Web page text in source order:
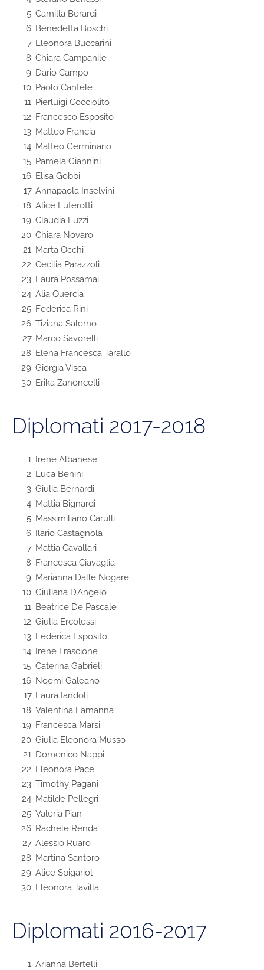
Camilla Berardi
Benedetta Boschi
Eleonora Buccarini
Chiara Campanile
Dario Campo
Paolo Cantele
Pierluigi Cocciolito
Francesco Esposito
Matteo Francia
Matteo Germinario
Pamela Giannini
Elisa Gobbi
Annapaola Inselvini
Alice Luterotti
Claudia Luzzi
Chiara Novaro
Marta Occhi
Cecilia Parazzoli
Laura Possamai
Alia Quercia
Federica Rini
Tiziana Salerno
Marco Savorelli
Elena Francesca Tarallo
Giorgia Visca
Erika Zanoncelli
Diplomati 2017-2018
Irene Albanese
Luca Benini
Giulia Bernardi
Mattia Bignardi
Massimiliano Carulli
Ilario Castagnola
Mattia Cavallari
Francesca Ciavaglia
Marianna Dalle Nogare
Giuliana D’Angelo
Beatrice De Pascale
Giulia Ercolessi
Federica Esposito
Irene Frascione
Caterina Gabrieli
Noemi Galeano
Laura Iandoli
Valentina Lamanna
Francesca Marsi
Giulia Eleonora Musso
Domenico Nappi
Eleonora Pace
Timothy Pagani
Matilde Pellegri
Valeria Pian
Rachele Renda
Alessio Ruaro
Martina Santoro
Alice Spigariol
Eleonora Tavilla
Diplomati 2016-2017
Arianna Bertelli